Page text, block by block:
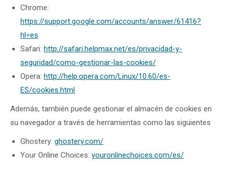
Chrome:
https://support.google.com/accounts/answer/61416?
hl=es
Safari: http://safari.helpmax.net/es/privacidad-y-
seguridad/como-gestionar-las-cookies/
Opera: http://help.opera.com/Linux/10.60/es-
ES/cookies.html
Además, también puede gestionar el almacén de cookies en
su navegador a través de herramientas como las siguientes
Ghostery: ghostery.com/
Your Online Choices: youronlinechoices.com/es/